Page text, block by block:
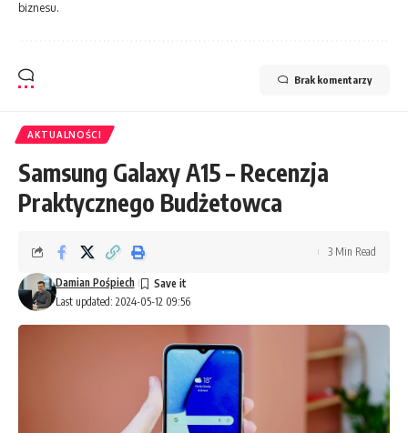
biznesu.
Brak komentarzy
AKTUALNOŚCI
Samsung Galaxy A15 – Recenzja
Praktycznego Budżetowca
Last updated: 2024-05-12 09:56
Damian Pośpiech
3 Min Read